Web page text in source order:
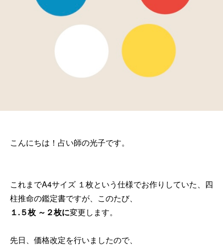
こんにちは！占い師の光子です。
これまでA4サイズ １枚という仕様でお作りしていた、四
柱推命の鑑定書ですが、このたび、
１.５枚 ～２枚に変更します。
先日、価格改定を行いましたので、